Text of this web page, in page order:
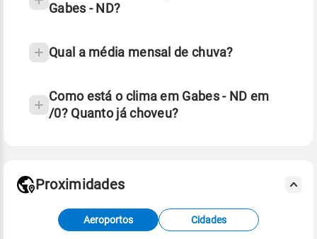
Gabes - ND?
Qual a média mensal de chuva?
Como está o clima em Gabes - ND em
/0? Quanto já choveu?
Fonte: dados combinados de estações
meteorológicas e satélite do Centro de Previsão
de Tempo e Estudos Climáticos (CPTEC).
Proximidades
Aeroportos Cidades